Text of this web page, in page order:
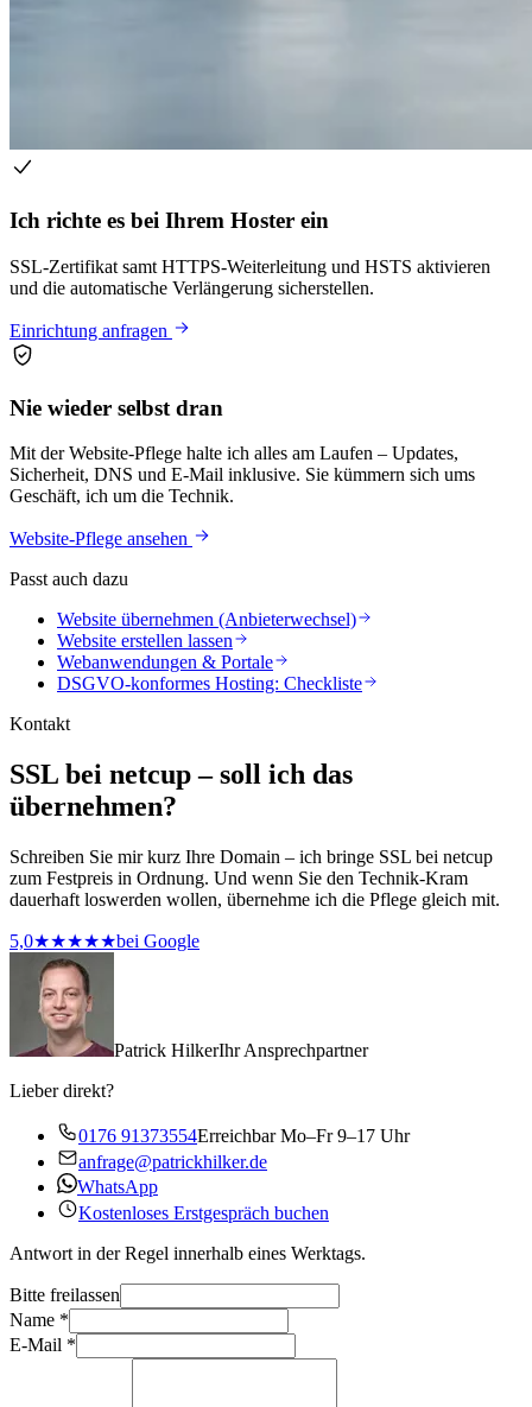
Ich richte es bei Ihrem Hoster ein
SSL-Zertifikat samt HTTPS-Weiterleitung und HSTS aktivieren
und die automatische Verlängerung sicherstellen.
Einrichtung anfragen
Nie wieder selbst dran
Mit der Website-Pflege halte ich alles am Laufen – Updates,
Sicherheit, DNS und E-Mail inklusive. Sie kümmern sich ums
Geschäft, ich um die Technik.
Website-Pflege ansehen
Passt auch dazu
Website übernehmen (Anbieterwechsel)
Website erstellen lassen
Webanwendungen & Portale
DSGVO-konformes Hosting: Checkliste
Kontakt
SSL bei netcup – soll ich das
übernehmen?
Schreiben Sie mir kurz Ihre Domain – ich bringe SSL bei netcup
zum Festpreis in Ordnung. Und wenn Sie den Technik-Kram
dauerhaft loswerden wollen, übernehme ich die Pflege gleich mit.
5,0★★★★★bei Google
Patrick HilkerIhr Ansprechpartner
Lieber direkt?
0176 91373554Erreichbar Mo–Fr 9–17 Uhr
anfrage@patrickhilker.de
WhatsApp
Kostenloses Erstgespräch buchen
Antwort in der Regel innerhalb eines Werktags.
Bitte freilassen
Name *
E-Mail *